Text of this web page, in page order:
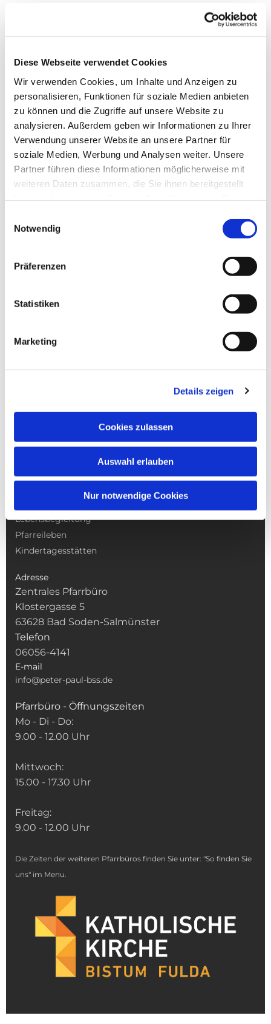
Diese Webseite verwendet Cookies
Wir verwenden Cookies, um Inhalte und Anzeigen zu
personalisieren, Funktionen für soziale Medien anbieten
zu können und die Zugriffe auf unsere Website zu
analysieren. Außerdem geben wir Informationen zu Ihrer
Verwendung unserer Website an unsere Partner für
soziale Medien, Werbung und Analysen weiter. Unsere
Partner führen diese Informationen möglicherweise mit
weiteren Daten zusammen, die Sie ihnen bereitgestellt
Notwendig
Präferenzen
Statistiken
Marketing
Details zeigen
Cookies zulassen
Auswahl erlauben
Nur notwendige Cookies
Dies könnte Sie auch
interessieren
Lebensbegleitung
Pfarreileben
Kindertagesstätten
Adresse
Zentrales Pfarrbüro
Klostergasse 5
63628 Bad Soden-Salmünster
Telefon
06056-4141
E-mail
info@peter-paul-bss.de
Pfarrbüro - Öffnungszeiten
Mo - Di - Do:
9.00 - 12.00 Uhr
Mittwoch:
15.00 - 17.30 Uhr
Freitag:
9.00 - 12.00 Uhr
Die Zeiten der weiteren Pfarrbüros finden Sie unter: "So finden Sie
uns" im Menu.